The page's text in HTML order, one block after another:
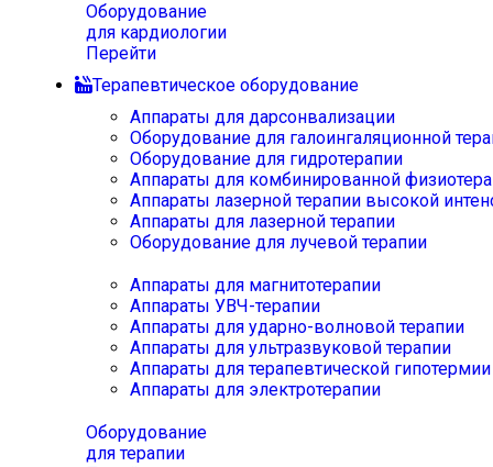
Оборудование
для кардиологии
Перейти
Терапевтическое оборудование
Аппараты для дарсонвализации
Оборудование для галоингаляционной
Оборудование для гидротерапии
Аппараты для комбинированной
Аппараты лазерной терапии высокой
Аппараты для лазерной терапии
Оборудование для лучевой терапии
Аппараты для магнитотерапии
Аппараты УВЧ-терапии
Аппараты для ударно-волновой терапии
Аппараты для ультразвуковой терапии
Аппараты для терапевтической
Аппараты для электротерапии
Оборудование
для терапии